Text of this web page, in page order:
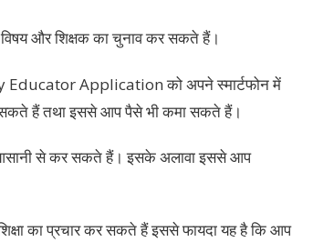
और शिक्षक का चुनाव कर सकते हैं।
Educator Application को अपने स्मार्टफोन में
सकते हैं तथा इससे आप पैसे भी कमा सकते हैं।
आसानी से कर सकते हैं। इसके अलावा इससे आप
का प्रचार कर सकते हैं इससे फायदा यह है कि आप